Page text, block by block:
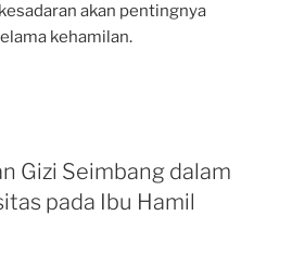
akan pentingnya
kehamilan.
Gizi Seimbang dalam
pada Ibu Hamil